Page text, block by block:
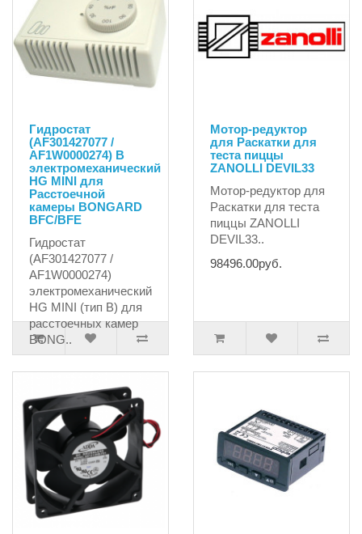
Гидростат
(AF301427077 /
AF1W0000274) B
электромеханический
HG MINI для
Расстоечной
камеры BONGARD
BFC/BFE
Гидростат
(AF301427077 /
AF1W0000274)
электромеханический
HG MINI (тип B) для
расстоечных камер
BONG..
Мотор-редуктор
для Раскатки для
теста пиццы
ZANOLLI DEVIL33
Мотор-редуктор для
Раскатки для теста
пиццы ZANOLLI
DEVIL33..
98496.00руб.